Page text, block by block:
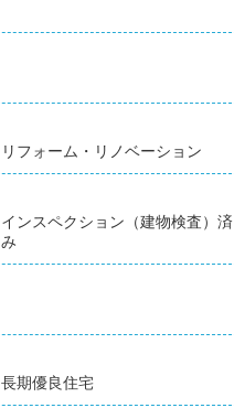
リフォーム・リノベーション
インスペクション（建物検査）済
み
長期優良住宅